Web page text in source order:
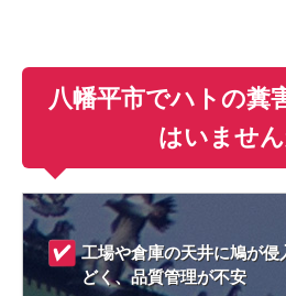
八幡平市でハトの糞
はいませ
工場や倉庫の天井に鳩が侵
どく、品質管理が不安